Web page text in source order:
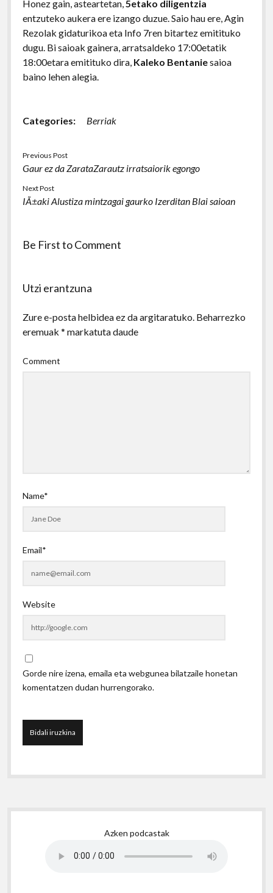
Honez gain, asteartetan,5etako diligentzia
entzuteko aukera ere izango duzue. Saio hau ere, Agin
Rezolak gidaturikoa eta Info 7ren bitartez emitituko
dugu. Bi saioak gainera, arratsaldeko 17:00etatik
18:00etara emitituko dira, Kaleko Bentaniesaioa
baino lehen alegia.
Categories: Berriak
Previous Post
Gaur ez da ZarataZarautz irratsaiorik egongo
Next Post
IÃ±aki Alustiza mintzagai gaurko Izerditan Blai saioan
Be First to Comment
Utzi erantzuna
Zure e-posta helbidea ez da argitaratuko. Beharrezko
eremuak * markatuta daude
Comment
Name*
Email*
Website
Gorde nire izena, emaila eta webgunea bilatzaile honetan
komentatzen dudan hurrengorako.
Sidebar
Azken podcastak